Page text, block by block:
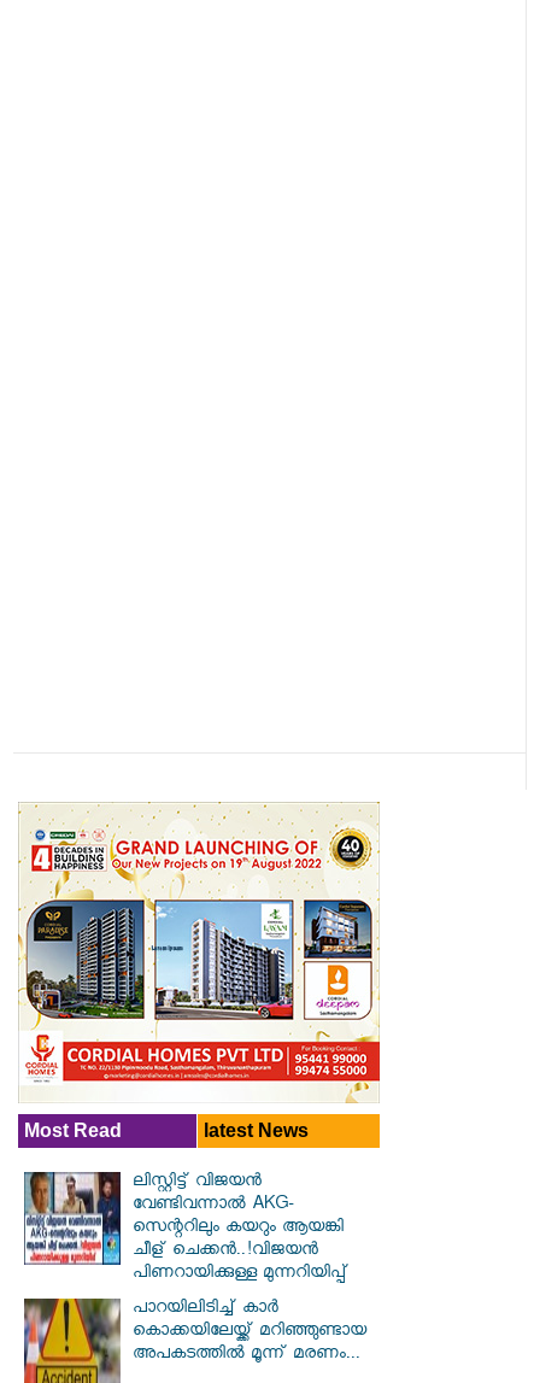
Most Read latest News
ലിസ്റ്റിട്ട് വിജയൻ
വേണ്ടിവന്നാൽ AKG-
സെന്ററിലും കയറും ആയങ്കി
ചീള് ചെക്കൻ..!വിജയൻ
പിണറായിക്കുള്ള മുന്നറിയിപ്പ്
പാറയിലിടിച്ച് കാർ
കൊക്കയിലേയ്ക്ക് മറിഞ്ഞുണ്ടായ
അപക‌ടത്തിൽ മൂന്ന് മരണം...